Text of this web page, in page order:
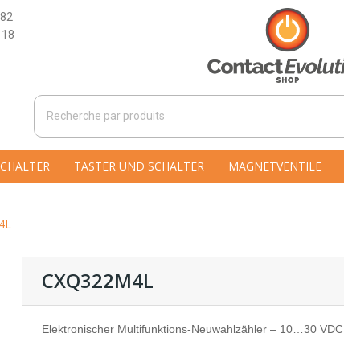
TASTER UND SCHALTER MAGNETVENTILE
CXQ322M4L
Elektronischer Multifunktions-Neuwahlzähler – 10…30 VDC